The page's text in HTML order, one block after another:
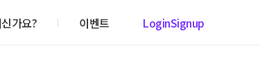
가요? 이벤트 LoginSignup